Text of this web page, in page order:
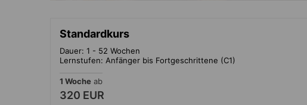
Standardkurs
Dauer: 1 - 52 Wochen
Lernstufen: Anfänger bis Fortgeschrittene (C1)
1 Woche ab
320 EUR